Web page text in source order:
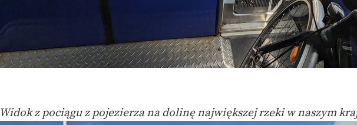
Widok z pociągu z pojezierza na dolinę największej rzeki w naszym